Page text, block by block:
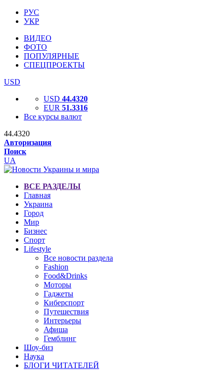
РУС
УКР
ВИДЕО
ФОТО
ПОПУЛЯРНЫЕ
СПЕЦПРОЕКТЫ
USD
USD 44.4320
EUR 51.3316
Все курсы валют
44.4320
Авторизация
Поиск
UA
ВСЕ РАЗДЕЛЫ
Главная
Украина
Город
Мир
Бизнес
Спорт
Lifestyle
Все новости раздела
Fashion
Food&Drinks
Моторы
Гаджеты
Киберспорт
Путешествия
Интерьеры
Афиша
Гемблинг
Шоу-биз
Наука
БЛОГИ ЧИТАТЕЛЕЙ